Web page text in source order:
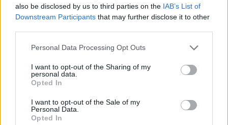
also be disclosed by us to third parties on the IAB’s List of
Downstream Participants that may further disclose it to other
Personal Data Processing Opt Outs
I want to opt-out of the Sharing of my
personal data.
Opted In
I want to opt-out of the Sale of my
Personal Data.
Opted In
∆ε θα πρέπει σε καµία περίπτωση να
χρησιµοποιούνται µη ικανά προς εργασία ζώα, ήτοι
ζώα ασθενή, τραυµατισµένα, σε κατάσταση
προχωρηµένης εγκυµοσύνης ή λοχείας, καθώς και
ζώα µε κακή συντήρηση των οπλών. Η επάνοδος
στην εργασία θα πρέπει να επιτρέπεται µόνο κατόπιν